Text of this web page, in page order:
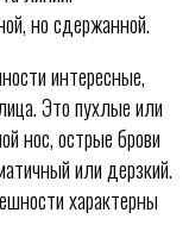
но сдержанной.
интересные,
Это пухлые или
нос, острые брови
или дерзкий.
характерны